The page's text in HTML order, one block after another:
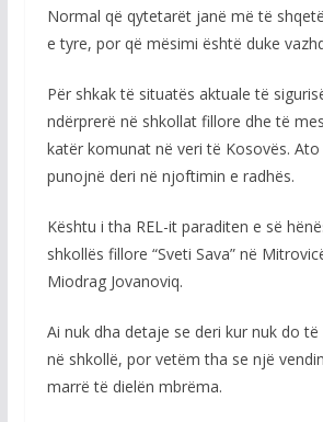
Normal që qytetarët janë më të
e tyre, por që mësimi është duke
Për shkak të situatës aktuale të
ndërprerë në shkollat fillore dhe të
katër komunat në veri të Kosovës.
punojnë deri në njoftimin e radhës.
Kështu i tha REL-it paraditen e së
shkollës fillore “Sveti Sava” në
Miodrag Jovanoviq.
Ai nuk dha detaje se deri kur nuk do
në shkollë, por vetëm tha se një
marrë të dielën mbrëma.